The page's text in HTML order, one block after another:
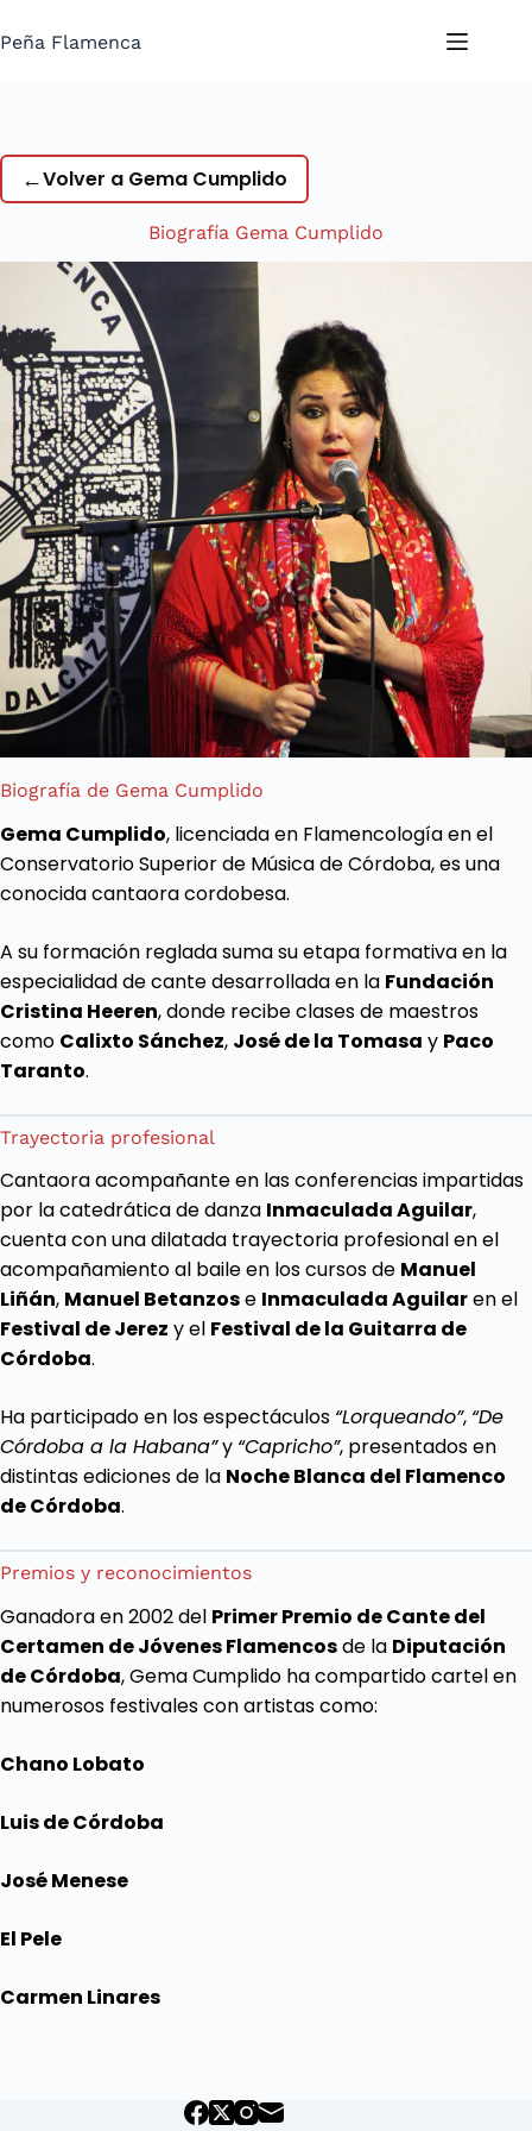
al
Peña Flamenca
←Volver a Gema Cumplido
Biografía Gema Cumplido
Biografía de Gema Cumplido
Gema Cumplido, licenciada en Flamencología en el
Conservatorio Superior de Música de Córdoba, es una
conocida cantaora cordobesa.
A su formación reglada suma su etapa formativa en la
especialidad de cante desarrollada en la Fundación
Cristina Heeren, donde recibe clases de maestros
como Calixto Sánchez, José de la Tomasa y Paco
Taranto.
Trayectoria profesional
Cantaora acompañante en las conferencias impartidas
por la catedrática de danza Inmaculada Aguilar,
cuenta con una dilatada trayectoria profesional en el
acompañamiento al baile en los cursos de Manuel
Liñán, Manuel Betanzose Inmaculada Aguilaren el
Festival de Jerez y el Festival de la Guitarra de
Córdoba.
Ha participado en los espectáculos “Lorqueando”, “De
Córdoba a la Habana”y “Capricho”, presentados en
distintas ediciones de la Noche Blanca del Flamenco
de Córdoba.
Premios y reconocimientos
Ganadora en 2002 del Primer Premio de Cante del
Certamen de Jóvenes Flamencosde la Diputación
de Córdoba, Gema Cumplido ha compartido cartel en
numerosos festivales con artistas como:
Chano Lobato
Luis de Córdoba
José Menese
El Pele
Carmen Linares